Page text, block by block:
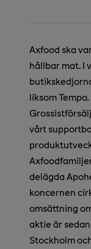
Axfood ska
hållbar mat. I
liksom
vårt
delägda
koncernen
omsättning
aktie är
Stockholm